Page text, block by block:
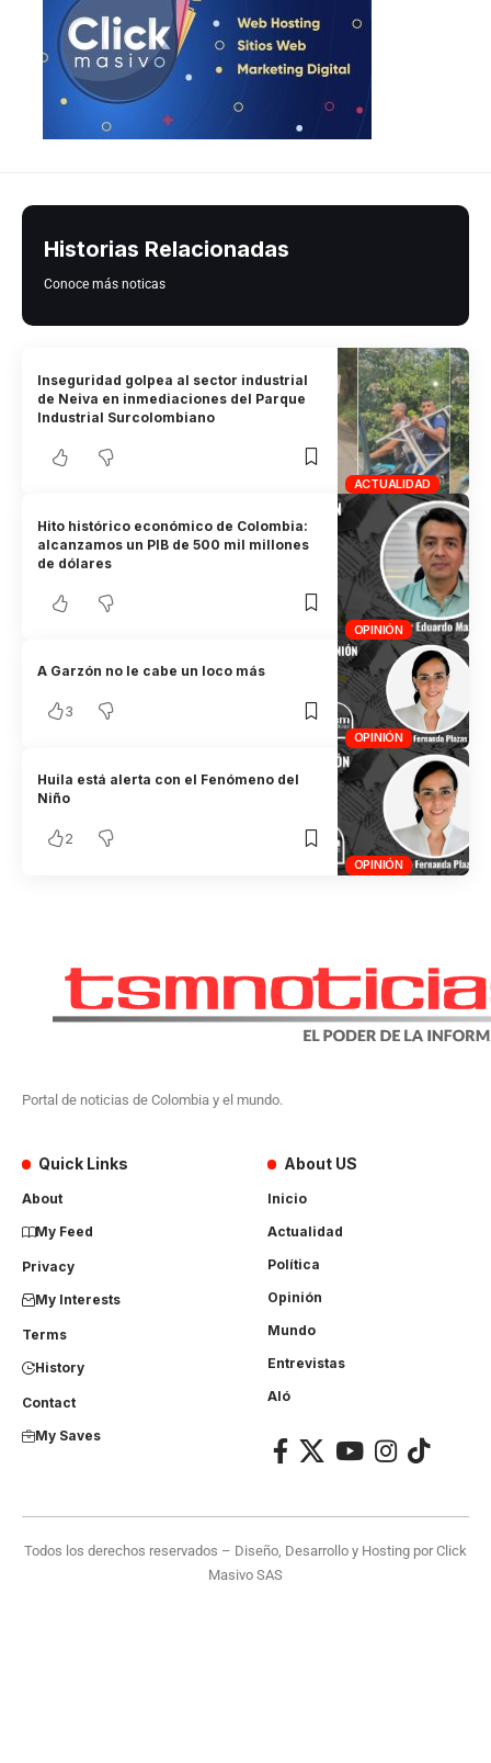
Historias Relacionadas
Conoce más noticas
ACTUALIDAD
Inseguridad golpea al sector industrial
de Neiva en inmediaciones del Parque
Industrial Surcolombiano
OPINIÓN
Hito histórico económico de Colombia:
alcanzamos un PIB de 500 mil millones
de dólares
OPINIÓN
A Garzón no le cabe un loco más
3
OPINIÓN
Huila está alerta con el Fenómeno del
Niño
2
Portal de noticias de Colombia y el mundo.
Quick Links
About
My Feed
Privacy
My Interests
Terms
History
Contact
My Saves
About US
Inicio
Actualidad
Política
Opinión
Mundo
Entrevistas
Aló
Todos los derechos reservados – Diseño, Desarrollo y Hosting porClick
Masivo SAS